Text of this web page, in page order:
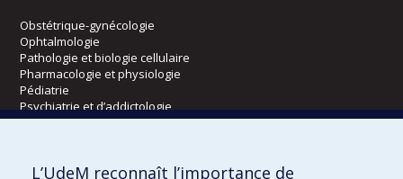
Obstétrique-gynécologie
Ophtalmologie
Pathologie et biologie cellulaire
Pharmacologie et physiologie
Pédiatrie
Psychiatrie et d’addictologie
Radiologie, radio-oncologie et médecine nucléaire
L’UdeM reconnaît l’importance de